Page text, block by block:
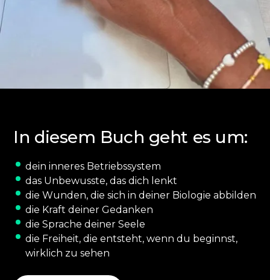
In diesem Buch geht es um:
dein inneres Betriebssystem
das Unbewusste, das dich lenkt
die Wunden, die sich in deiner Biologie abbilden
die Kraft deiner Gedanken
die Sprache deiner Seele
die Freiheit, die entsteht, wenn du beginnst,
wirklich zu sehen